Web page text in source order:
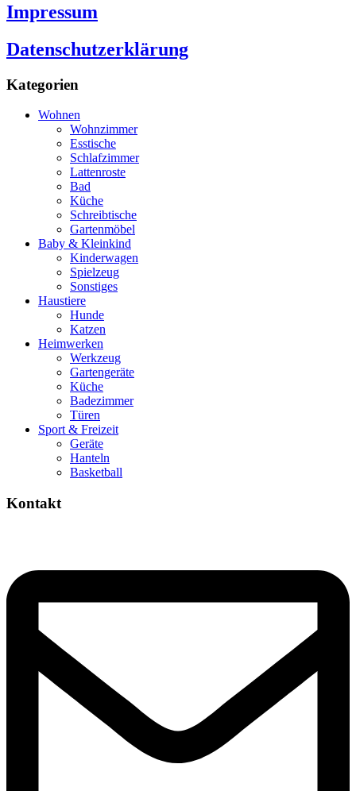
Impressum
Datenschutzerklärung
Kategorien
Wohnen
Wohnzimmer
Esstische
Schlafzimmer
Lattenroste
Bad
Küche
Schreibtische
Gartenmöbel
Baby & Kleinkind
Kinderwagen
Spielzeug
Sonstiges
Haustiere
Hunde
Katzen
Heimwerken
Werkzeug
Gartengeräte
Küche
Badezimmer
Türen
Sport & Freizeit
Geräte
Hanteln
Basketball
Kontakt